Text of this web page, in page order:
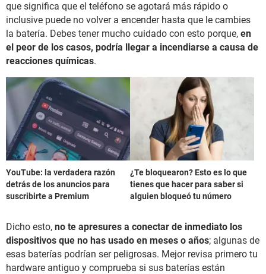
que significa que el teléfono se agotará más rápido o
inclusive puede no volver a encender hasta que le cambies
la batería. Debes tener mucho cuidado con esto porque, en
el peor de los casos, podría llegar a incendiarse a causa de
reacciones químicas.
YouTube: la verdadera razón
detrás de los anuncios para
suscribirte a Premium
¿Te bloquearon? Esto es lo que
tienes que hacer para saber si
alguien bloqueó tu número
Dicho esto, no te apresures a conectar de inmediato los
dispositivos que no has usado en meses o años; algunas de
esas baterías podrían ser peligrosas. Mejor revisa primero tu
hardware antiguo y comprueba si sus baterías están